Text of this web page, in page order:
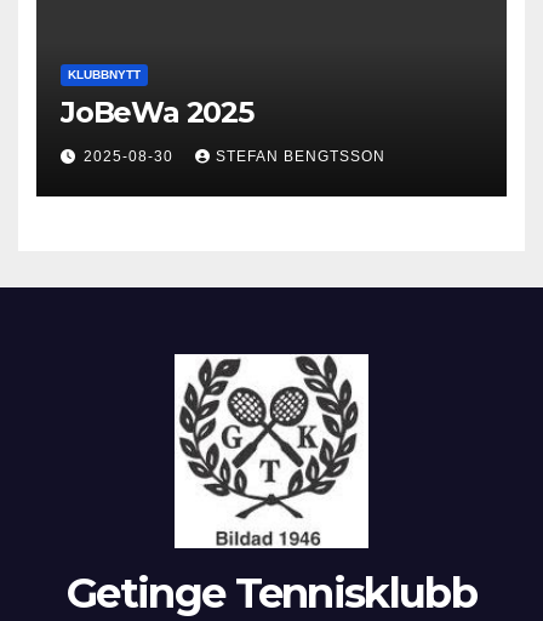
KLUBBNYTT
JoBeWa 2025
2025-08-30 STEFAN BENGTSSON
Getinge Tennisklubb